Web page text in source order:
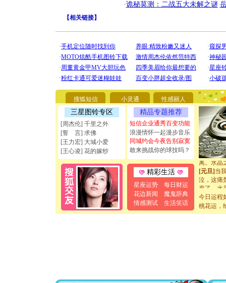
·诡秘莫测：二战五大未解之谜
【相关链接】
搜狐短信 小灵通 性感丽人
三星图铃专区
[周杰伦] 千里之外
[誓 言] 求佛
[王力宏] 大城小爱
[王心凌] 花的嫁纱
精品专题推荐
短信企业通秀百变功能
浪漫情怀一起漫步音乐
同城约会今夜告别寂寞
敢来挑战你的球技吗？
精彩生活
星座运势
每日财运
花边新闻
魔鬼辞典
情感测试
生活笑话
[圣诞节]
你太多
要平安
能正大
天都要快
[圣诞节]
如意,快
[元旦]看
断电。爱
你是我专
[元旦]如
起；二是
离。水晶
[元旦] 当
泣，这痛
卖了。水
[春节]风
颜！冬去
道一声平
能正大光
今日运程
桃花运，